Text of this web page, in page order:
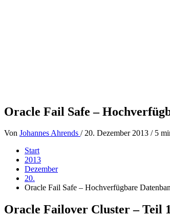
Oracle Fail Safe –
Von Johannes Ahrends /20. Dezember 2013 / 5
Start
2013
Dezember
20.
Oracle Fail Safe – Hochverfügbare
Oracle Failover Cluster – Teil